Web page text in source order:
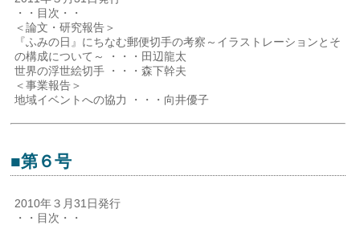
・・目次・・
＜論文・研究報告＞
『ふみの日』にちなむ郵便切手の考察～イラストレーションとそ
の構成について～ ・・・田辺龍太
世界の浮世絵切手 ・・・森下幹夫
＜事業報告＞
地域イベントへの協力 ・・・向井優子
■第６号
2010年３月31日発行
・・目次・・